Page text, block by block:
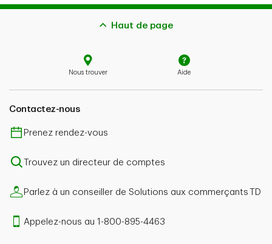
Haut de page
Nous trouver Aide
Contactez-nous
Prenez rendez-vous
Trouvez un directeur de comptes
Parlez à un conseiller de Solutions aux commerçants TD
Appelez-nous au 1-800-895-4463